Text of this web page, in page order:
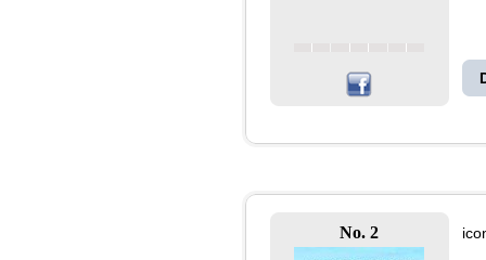
No. 2